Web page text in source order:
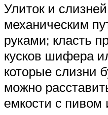
Улиток и
механическим
руками; класть
кусков шифера
которые слизни
можно
емкости с